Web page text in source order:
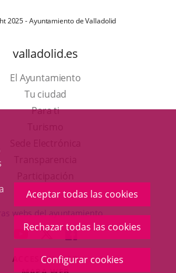
Aceptar todas las cookies
Rechazar todas las cookies
Configurar cookies
2025 - Ayuntamiento de Valladolid
valladolid.es
El Ayuntamiento
Tu ciudad
Para ti
en
una
ventana
nueva.
aplicación
externa.
webs del ayuntamiento
ENLACE
A
UNA
ENLACE
A
UNA
ENLACE
A
UNA
ACCESIBILIDAD